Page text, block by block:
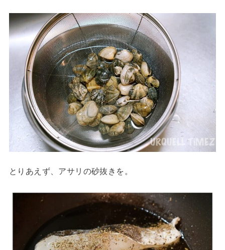
とりあえず、アサリの砂抜きを。